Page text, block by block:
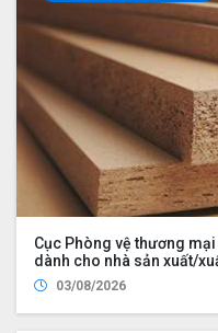
Cục Phòng vệ thương
dành cho nhà sản xuất/
rà soát nhà xuất khẩu
chống bán phá giá đối với
số vụ việc NR01.AD21)
03/08/2026